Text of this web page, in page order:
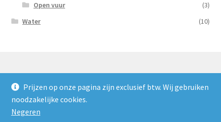
Prijzen op onze pagina zijn exclusief btw. Wij gebruiken
noodzakelijke cookies.
Negeren
Open vuur
(3)
Water
(10)
© Nooijens Verhuur 2026
Privacybeleid
Gebouwd met WooCommerce